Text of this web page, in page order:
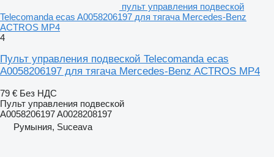
пульт управления подвеской
Telecomanda ecas A0058206197 для тягача Mercedes-Benz
ACTROS MP4
4
Пульт управления подвеской Telecomanda ecas
A0058206197 для тягача Mercedes-Benz ACTROS MP4
79 € Без НДС
Пульт управления подвеской
A0058206197 A0028208197
Румыния, Suceava